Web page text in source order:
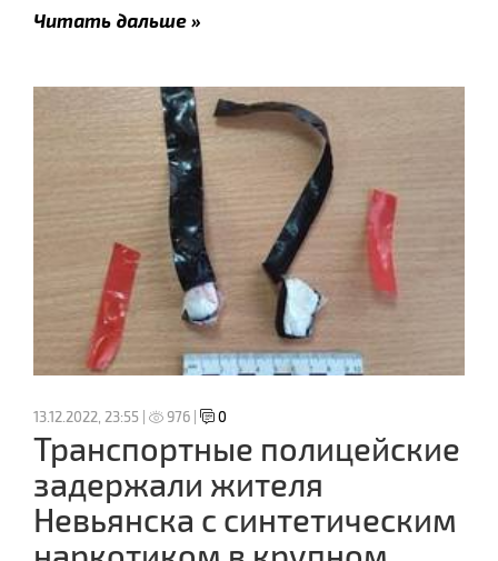
Читать дальше »
13.12.2022, 23:55 | 976 | 0
Транспортные полицейские
задержали жителя
Невьянска с синтетическим